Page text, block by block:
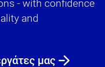
- with confidence
and
μας